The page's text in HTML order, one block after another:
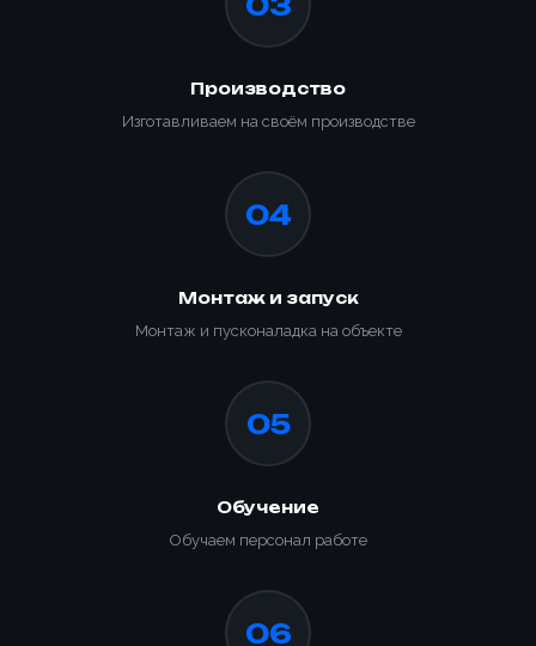
Производство
Изготавливаем на своём производстве
04
Монтаж и запуск
Монтаж и пусконаладка на объекте
05
Обучение
Обучаем персонал работе
06